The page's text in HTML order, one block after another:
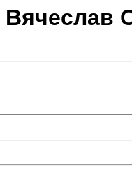
Вячеслав